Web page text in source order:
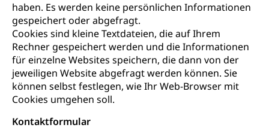
haben. Es werden keine persönlichen Informationen
gespeichert oder abgefragt.
Cookies sind kleine Textdateien, die auf Ihrem
Rechner gespeichert werden und die Informationen
für einzelne Websites speichern, die dann von der
jeweiligen Website abgefragt werden können. Sie
können selbst festlegen, wie Ihr Web-Browser mit
Cookies umgehen soll.
Kontaktformular